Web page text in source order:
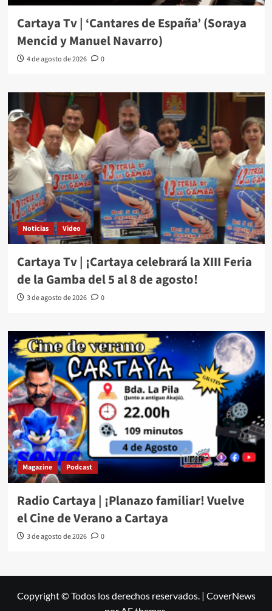
Cartaya Tv | ‘Cantares de España’ (Soraya
Mencid y Manuel Navarro)
4 de agosto de 2026 0
Noticias Video
Cartaya Tv | ¡Cartaya celebrará la XIII Feria
de la Gamba del 5 al 8 de agosto!
3 de agosto de 2026 0
Magazine Podcast
Radio Cartaya | ¡Planazo familiar! Vuelve
el Cine de Verano a Cartaya
3 de agosto de 2026 0
Copyright © Todos los derechos reservados. | CoverNews